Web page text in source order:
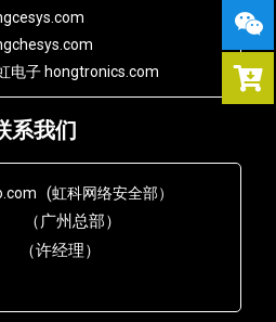
电子 hongtronics.com
系我们
(虹科网络安全部）
（广州总部）
（许经理）